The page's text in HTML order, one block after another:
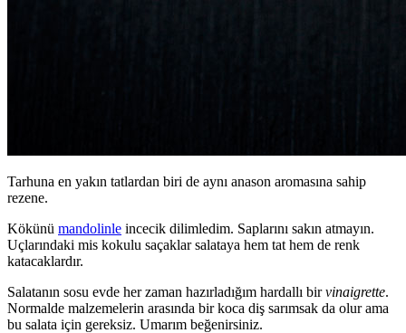
Tarhuna en yakın tatlardan biri de aynı anason aromasına sahip
rezene.
Kökünü mandolinle incecik dilimledim. Saplarını sakın atmayın.
Uçlarındaki mis kokulu saçaklar salataya hem tat hem de renk
katacaklardır.
Salatanın sosu evde her zaman hazırladığım hardallı birvinaigrette.
Normalde malzemelerin arasında bir koca diş sarımsak da olur ama
bu salata için gereksiz. Umarım beğenirsiniz.